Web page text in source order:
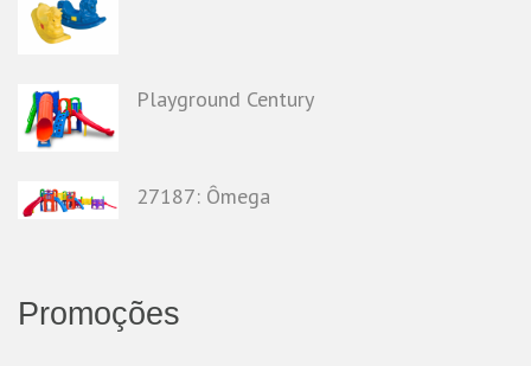
Playground Century
27187: Ômega
Promoções